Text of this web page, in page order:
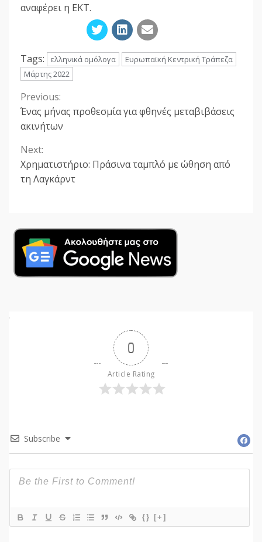
αναφέρει η ΕΚΤ.
Tags: ελληνικά ομόλογα
Ευρωπαϊκή Κεντρική Τράπεζα
Μάρτης 2022
Continue
Reading
Previous:
Ένας μήνας προθεσμία για φθηνές μεταβιβάσεις
ακινήτων
Next:
Χρηματιστήριο: Πράσινα ταμπλό με ώθηση από
τη Λαγκάρντ
0
Article Rating
Subscribe
{} [+]